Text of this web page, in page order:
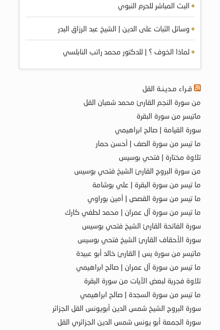
البث المباشر للحرم النبوي
وسائل الثبات على الدين | الشيخ عبد الرزاق البدر
لماذا الخوف ؟ | للدكتور محمد راتب النابلسي
قـراء مـديـنـة القل
من سورة النجم القارئ محمد شعبان القل
ماتيسر من سورة البقرة
سورة القيامة | صالح ابراهيمي
ما تيسر من سورة الصف | أحسن حمار
تلاوة مختارة | فتحي بوسيس
من سورة البروج القارئ الشيخ فتحي بوسيس
ما تيسر من سورة البقرة | علي بوشامة
ما تيسر من سورة القصص | أمين بوراوي
ما تيسر من سورة آل عمران | محمد لطفي كارك
سورة الفاتحة القارئ الشيخ فتحي بوسيس
سورة الأحقاف القارئ الشيخ فتحي بوسيس
ماتيسر من سورة يس | القارئ خالد أبو عبيدة
ما تيسر من سورة آل عمران | صالح ابراهيمي
تلاوة فجرية لبعض الآيات من سورة البقرة
ما تيسر من سورة السجدة | صالح ابراهيمي
سورة البروج الشيخ شمس الدين أبويونس القل الجزائر
سورة الجمعة أبو يونس شمس الدين الجزائري القل